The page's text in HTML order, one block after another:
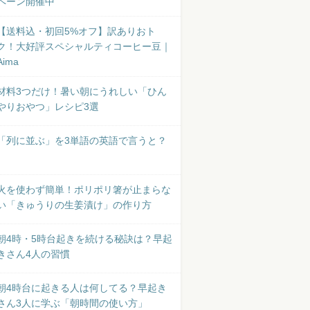
送料込・初回5%オフ】訳ありおト
！大好評スペシャルティコーヒー豆｜
料3つだけ！暑い朝にうれしい「ひん
りおやつ」レシピ3選
列に並ぶ」を3単語の英語で言うと？
を使わず簡単！ポリポリ箸が止まらな
「きゅうりの生姜漬け」の作り方
4時・5時台起きを続ける秘訣は？早起
さん4人の習慣
4時台に起きる人は何してる？早起き
ん3人に学ぶ「朝時間の使い方」